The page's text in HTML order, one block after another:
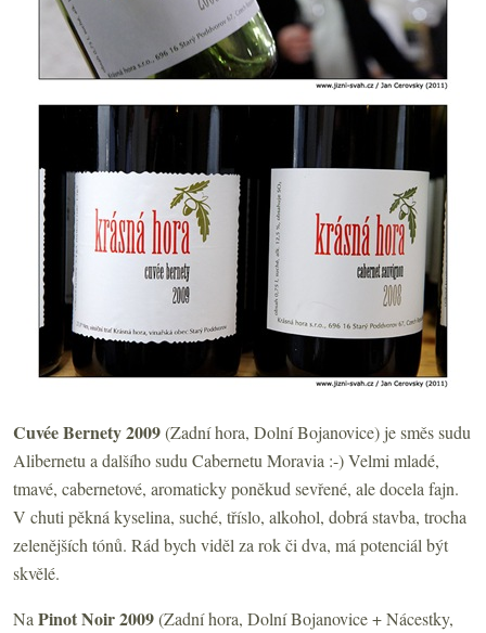
Cuvée Bernety 2009(Zadní hora, Dolní Bojanovice) je směs sudu
Alibernetu a dalšího sudu Cabernetu Moravia :-) Velmi mladé,
tmavé, cabernetové, aromaticky poněkud sevřené, ale docela fajn.
V chuti pěkná kyselina, suché, tříslo, alkohol, dobrá stavba, trocha
zelenějších tónů. Rád bych viděl za rok či dva, má potenciál být
skvělé.
Na Pinot Noir 2009(Zadní hora, Dolní Bojanovice + Nácestky,